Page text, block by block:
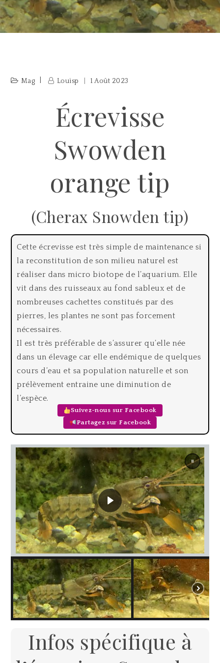
Mag Louisp 1 Août 2023
Écrevisse
Swowden
orange tip
(Cherax Snowden tip)
Cette écrevisse est très simple de maintenance si
la reconstitution de son milieu naturel est
réaliser dans micro biotope de l’aquarium. Elle
vit dans des ruisseaux au fond sableux et de
nombreuses cachettes constitués par des
pierres, les plantes ne sont pas forcement
nécessaires.
Il est très préférable de s’assurer qu’elle née
dans un élevage car elle endémique de quelques
cours d’eau et sa population naturelle et son
prélèvement entraine une diminution de
l’espèce.
Suivez-nous sur Facebook
Partagez sur Facebook
Infos spécifique à